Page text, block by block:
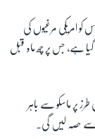
امریکی مرغیوں کی
ہے، جس پر چھ ماہ قبل
پر ماسکو سے باہر
سے حصہ لیں گی۔